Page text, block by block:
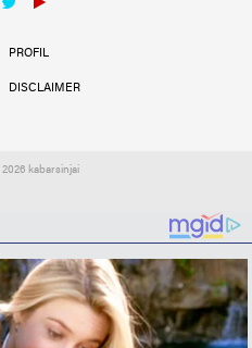
PROFIL
DISCLAIMER
2026 kabarsinjai